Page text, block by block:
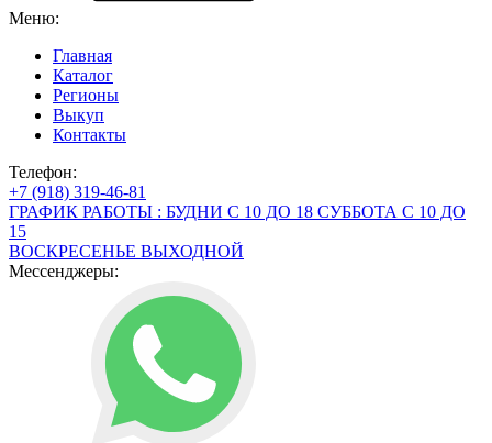
Меню:
Главная
Каталог
Регионы
Выкуп
Контакты
Телефон:
+7 (918) 319-46-81
ГРАФИК РАБОТЫ : БУДНИ С 10 ДО 18 СУББОТА С 10 ДО
15
ВОСКРЕСЕНЬЕ ВЫХОДНОЙ
Мессенджеры: